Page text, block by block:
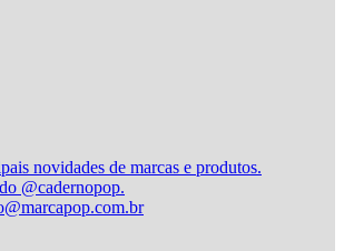
novidades de marcas e produtos.
@cadernopop.